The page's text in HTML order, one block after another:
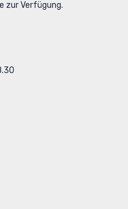
zur Verfügung.